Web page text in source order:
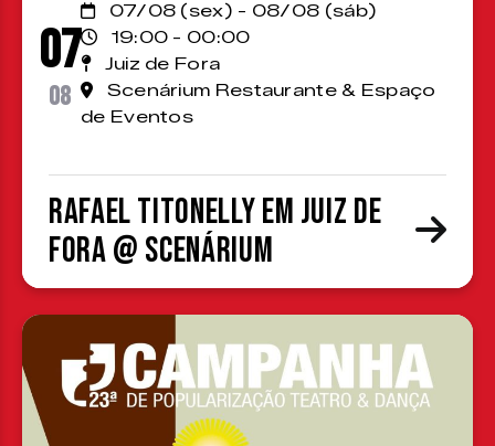
07
08
07/08 (sex) - 08/08 (sáb)
19:00 - 00:00
Juiz de Fora
Scenárium Restaurante & Espaço
de Eventos
Rafael Titonelly em Juiz de
Fora @ Scenárium